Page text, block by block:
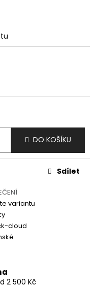
DO KOŠÍKU
variantu
cloud
Sdílet
2 500 Kč